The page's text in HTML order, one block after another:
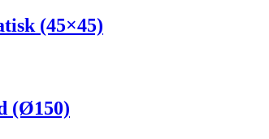
(45×45)
(Ø150)